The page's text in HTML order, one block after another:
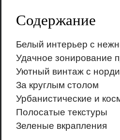
Содержание
Белый интерьер с
Удачное зонирование
Уютный винтаж с
За круглым столом
Урбанистические и
Полосатые текстуры
Зеленые вкрапления